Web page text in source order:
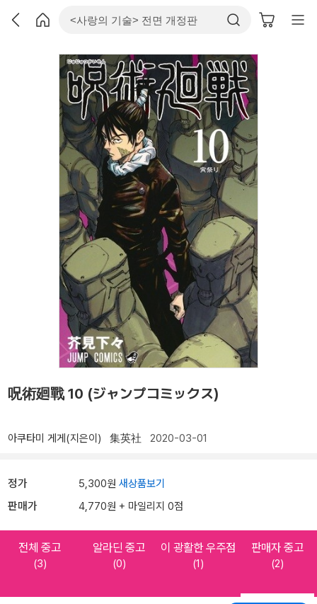
呪術廻戰 10 (ジャンプコミックス)
아쿠타미 게게(지은이) 集英社 2020-03-01
정가 5,300원 새상품보기
판매가 4,770원 + 마일리지 0점
전체 중고
(3)
알라딘 중고
(0)
이 광활한 우주점
(1)
판매자 중고
(2)